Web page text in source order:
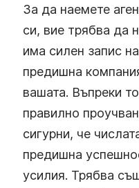
За да наемете
си, вие трябва да
има силен запис
предишна
вашата. Въпреки
правилно
сигурни, че
предишна
усилия. Трябва